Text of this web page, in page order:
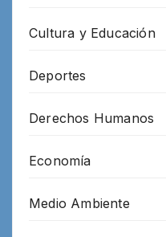
Cultura y Educación
Deportes
Derechos Humanos
Economía
Medio Ambiente